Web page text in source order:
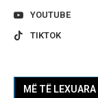
YOUTUBE
TIKTOK
MË TË LEXUARA